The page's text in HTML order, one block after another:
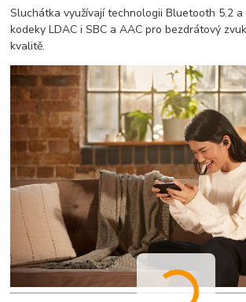
Sluchátka využívají technologii Bluetooth 5.2
kodeky LDAC i SBC a AAC pro bezdrátový
kvalitě.